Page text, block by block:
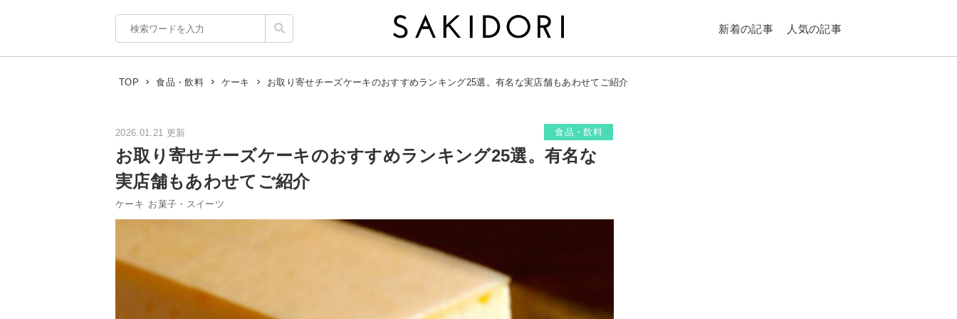
新着の記事 人気の記事
TOP 食品・飲料 ケーキ お取り寄せチーズケーキのおすすめランキング25選。有名な実店舗もあわせてご紹介
2026.01.21 更新 食品・飲料
お取り寄せチーズケーキのおすすめランキング25選。有名な
実店舗もあわせてご紹介
ケーキ お菓子・スイーツ